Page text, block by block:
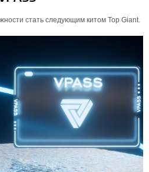
стать следующим китом Top Giant.